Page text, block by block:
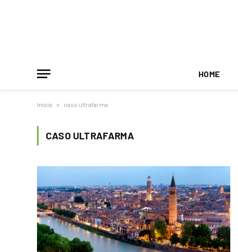
HOME
Início » caso ultrafarma
CASO ULTRAFARMA